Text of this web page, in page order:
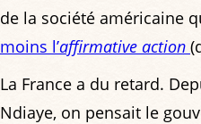
de la société américaine
moins l’affirmative action
La France a du retard.
Ndiaye, on pensait le